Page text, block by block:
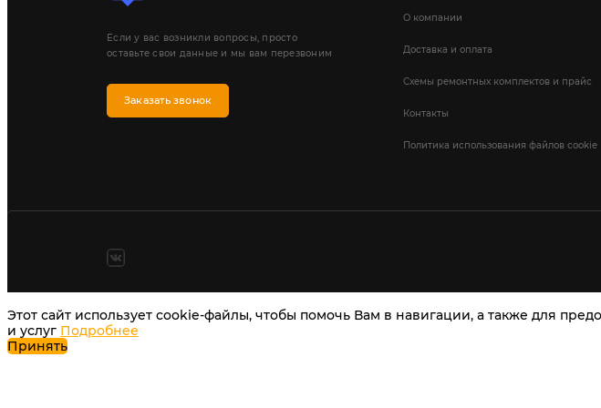
Если у вас возникли вопросы, просто
оставьте свои данные и мы вам перезвоним
Заказать звонок
О компании
Доставка и оплата
Схемы ремонтных комплектов и прайс
Контакты
Политика использования файлов cookie
Этот сайт использует cookie-файлы, чтобы помочь Вам в навигации, а также для
и услуг Подробнее
Принять